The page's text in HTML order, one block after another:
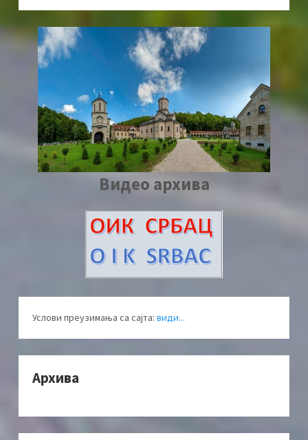
Видео архива
Услови преузимања са сајта: види...
Архива